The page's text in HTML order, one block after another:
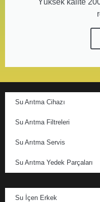
Su Arıtma Cihazı
Su Arıtma Filtreleri
Su Arıtma Servis
Su Arıtma Yedek Parçaları
Su İçen Erkek